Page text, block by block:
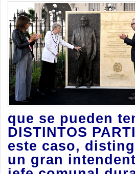
que se pueden
DISTINTOS
este caso,
un gran